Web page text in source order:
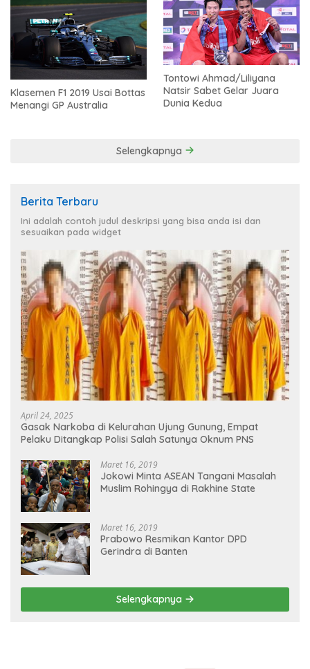
Klasemen F1 2019 Usai Bottas
Menangi GP Australia
Tontowi Ahmad/Liliyana
Natsir Sabet Gelar Juara
Dunia Kedua
Selengkapnya
Berita Terbaru
Ini adalah contoh judul deskripsi yang bisa anda isi dan
sesuaikan pada widget
April 24, 2025
Gasak Narkoba di Kelurahan Ujung Gunung, Empat
Pelaku Ditangkap Polisi Salah Satunya Oknum PNS
Maret 16, 2019
Jokowi Minta ASEAN Tangani Masalah
Muslim Rohingya di Rakhine State
Maret 16, 2019
Prabowo Resmikan Kantor DPD
Gerindra di Banten
Selengkapnya